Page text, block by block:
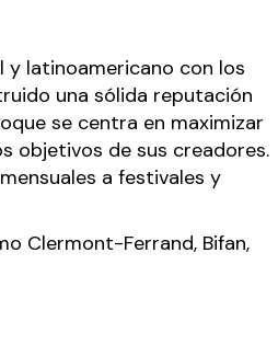
y latinoamericano con los
una sólida reputación
se centra en maximizar
objetivos de sus creadores.
a festivales y
Clermont-Ferrand, Bifan,